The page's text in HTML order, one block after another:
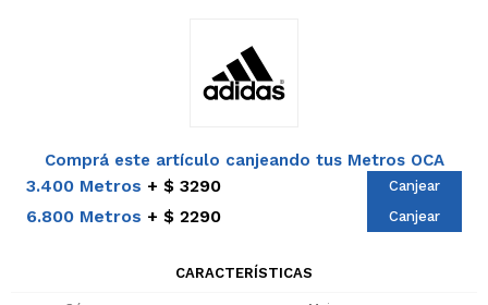
Comprá este artículo canjeando tus Metros OCA
3.400 Metros $ 3290 Canjear
6.800 Metros $ 2290 Canjear
CARACTERÍSTICAS